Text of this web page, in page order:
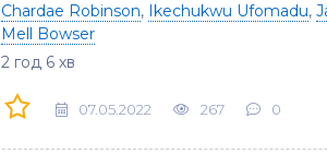
Chardae Robinson, Ikechukwu Ufomadu,
Mell Bowser
2 год 6 хв
07.05.2022 267 0